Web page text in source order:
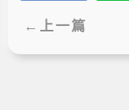
←上一篇